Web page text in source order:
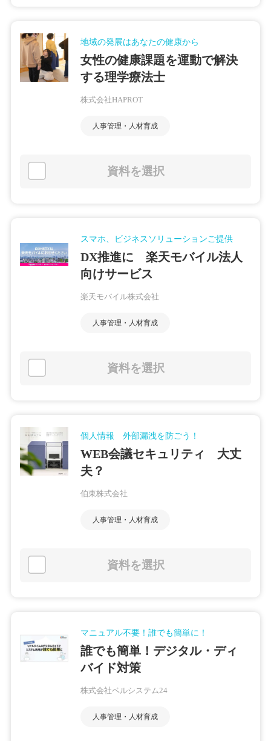
地域の発展はあなたの健康から
女性の健康課題を運動で解決
する理学療法士
株式会社HAPROT
人事管理・人材育成
資料を選択
スマホ、ビジネスソリューションご提供
DX推進に 楽天モバイル法人
向けサービス
楽天モバイル株式会社
人事管理・人材育成
資料を選択
個人情報 外部漏洩を防ごう！
WEB会議セキュリティ 大丈
夫？
伯東株式会社
人事管理・人材育成
資料を選択
マニュアル不要！誰でも簡単に！
誰でも簡単！デジタル・ディ
バイド対策
株式会社ベルシステム24
人事管理・人材育成